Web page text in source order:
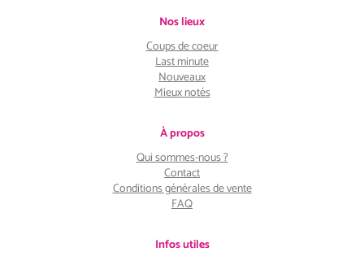
Nos lieux
Coups de coeur
Last minute
Nouveaux
Mieux notés
À propos
Qui sommes-nous ?
Contact
Conditions générales de vente
FAQ
Infos utiles